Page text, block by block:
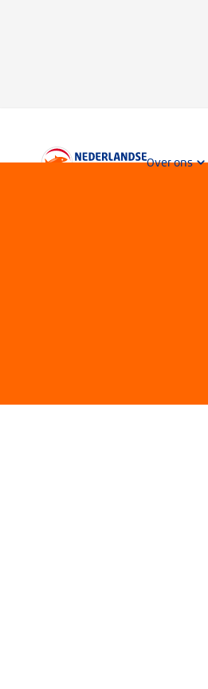
Over ons